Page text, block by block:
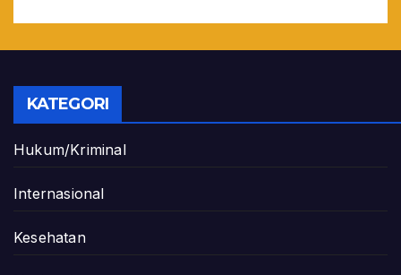
KATEGORI
Hukum/Kriminal
Internasional
Kesehatan